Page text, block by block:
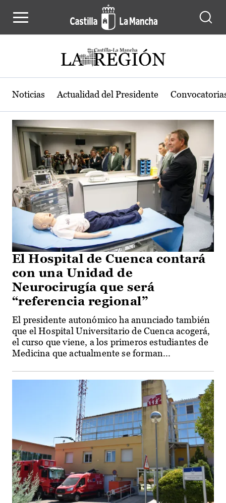
Actualidad de la región de Castilla-
Noticias Actualidad del Presidente
El Hospital de Cuenca contará
con una Unidad de
Neurocirugía que será
“referencia regional”
El presidente autonómico ha anunciado también
que el Hospital Universitario de Cuenca acogerá,
el curso que viene, a los primeros estudiantes de
Medicina que actualmente se forman...